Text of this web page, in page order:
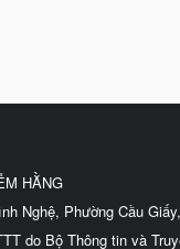
HẰNG
Nghệ, Phường Cầu
do Bộ Thông tin và